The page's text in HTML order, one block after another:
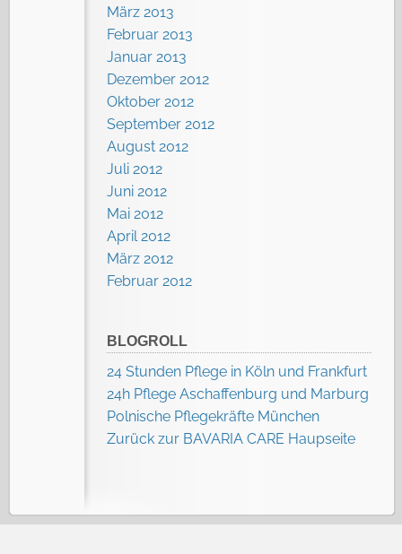
März 2013
Februar 2013
Januar 2013
Dezember 2012
Oktober 2012
September 2012
August 2012
Juli 2012
Juni 2012
Mai 2012
April 2012
März 2012
Februar 2012
BLOGROLL
24 Stunden Pflege in Köln und Frankfurt
24h Pflege Aschaffenburg und Marburg
Polnische Pflegekräfte München
Zurück zur BAVARIA CARE Haupseite